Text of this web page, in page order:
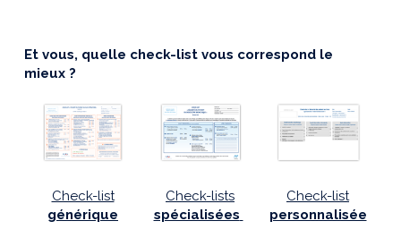
Et vous, quelle check-list vous correspond le
mieux ?
Check-list
générique
Check-lists
spécialisées
Check-list
personnalisée